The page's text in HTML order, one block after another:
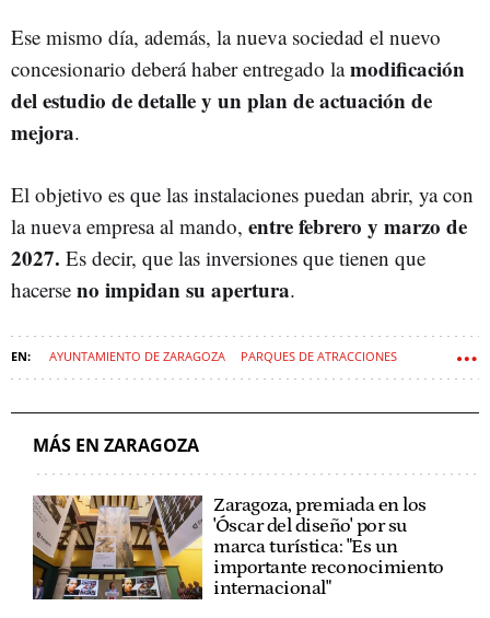
Ese mismo día, además, la nueva sociedad el nuevo
concesionario deberá haber entregado lamodificación
del estudio de detalle y un plan de actuación de
mejora.
El objetivo es que las instalaciones puedan abrir, ya con
la nueva empresa al mando, entre febrero y marzo de
2027. Es decir, que las inversiones que tienen que
hacerse no impidan su apertura.
AYUNTAMIENTO DE ZARAGOZA PARQUES DE ATRACCIONES
MÁS EN ZARAGOZA
Zaragoza, premiada en los
'Óscar del diseño' por su
marca turística: "Es un
importante reconocimiento
internacional"